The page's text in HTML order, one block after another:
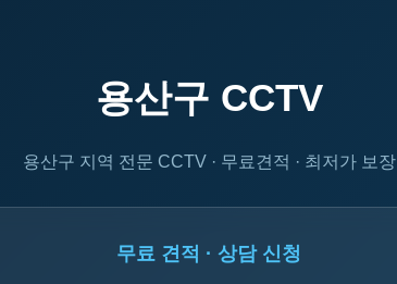
용산구 CCTV
용산구 지역 전문 CCTV · 무료견적 · 최저가 보장
무료 견적 · 상담 신청